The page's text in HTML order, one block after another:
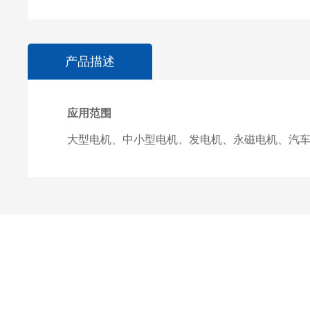
产品描述
应用范围
大型电机、中小型电机、发电机、永磁电机、汽车